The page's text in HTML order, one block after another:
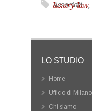
Associati
luxury law,
LO STUDIO
Home
Ufficio di Milano
Chi siamo